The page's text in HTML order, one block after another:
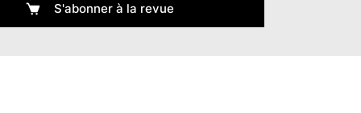
S'abonner à la revue